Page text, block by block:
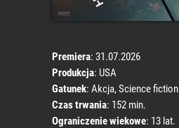
Premiera: 31.07.2026
Produkcja: USA
Gatunek: Akcja, Science fiction
Czas trwania: 152 min.
Ograniczenie wiekowe: 13 lat.